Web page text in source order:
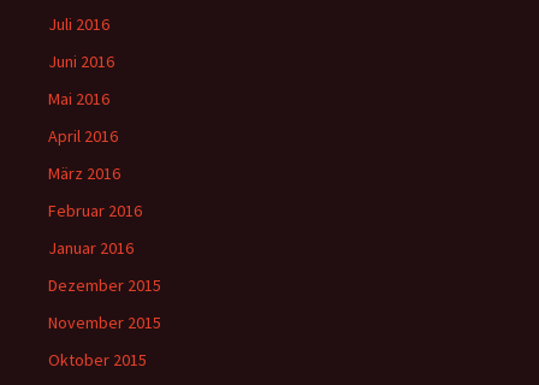
Juli 2016
Juni 2016
Mai 2016
April 2016
März 2016
Februar 2016
Januar 2016
Dezember 2015
November 2015
Oktober 2015